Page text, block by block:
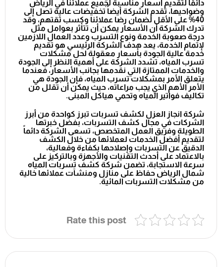
دائمًا لتقديم أسعار مناسبة لجميع عملائنا في الرياض
وضواحيها، تقدم الشركة أيضاً تخفيضات عالية تصل إلى
40% على الأقل لضمان رضا عملائنا وكسب ثقتهم، وقد
تدرك الشركة أن الأسعار يمكن أن تتأثر بعوامل مثل
درجة صعوبة الخدمة ونوع التسرب وعدد العمال اللازمين
لإتمام الخدمة، يعد هدف الشركة الرئيسي هو تقديم
خدمة عالية الجودة بأسعار معقولة لحل مشكلات
تسرب المياه، تشدد الشركة على أهمية النظر إلى الجودة
والخدمات الممتازة التي نقدمها بجانب الأسعار، فعندما
يتعلق الأمر بمشكلات تسرب المياه، فإن الجودة هي
الأمر الأهم الذي يجب مراعاته، حيث يمكن أن تقلل من
تكاليف فواتير المياه وتحمي هياكل المبنى.
شركة انجاز العزل لكشف تسربات تبرز كواحدة من أبرز
الشركات في مجال كشف التسربات، بفضل خبرتها
الطويلة وفريق العمل المتخصص، تسعى الشركة دائماً
لتقديم أفضل الخدمات لعملائها من خلال الكشف
الدقيق عن التسربات وإصلاحها بكفاءة وفعالية،
بالاعتماد على أحدث التقنيات والأجهزة وبالتركيز على
سرعة الاستجابة، تضمن شركة كشف تسربات المياه
شمال الرياض حفاظ على منازل ومنشآت عملائها خالية
من مشكلات التسربات المائية.
Rate this post